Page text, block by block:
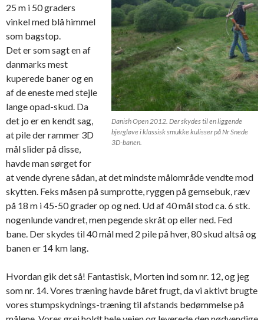
Danish Open 2012. Der skydes til en liggende
bjergløve i klassisk smukke kulisser på Nr Snede
3D-banen.
25 m i 50 graders
vinkel med blå himmel
som bagstop.
Det er som sagt en af
danmarks mest
kuperede baner og en
af de eneste med stejle
lange opad-skud. Da
det jo er en kendt sag,
at pile der rammer 3D
mål slider på disse,
havde man sørget for
at vende dyrene sådan, at det mindste målområde vendte mod
skytten. Feks måsen på sumprotte, ryggen på gemsebuk, ræv
på 18 m i 45-50 grader op og ned. Ud af 40 mål stod ca. 6 stk.
nogenlunde vandret, men pegende skråt op eller ned. Fed
bane. Der skydes til 40 mål med 2 pile på hver, 80 skud altså og
banen er 14 km lang.
Hvordan gik det så! Fantastisk, Morten ind som nr. 12, og jeg
som nr. 14. Vores træning havde båret frugt, da vi aktivt brugte
vores stumpskydnings-træning til afstands bedømmelse på